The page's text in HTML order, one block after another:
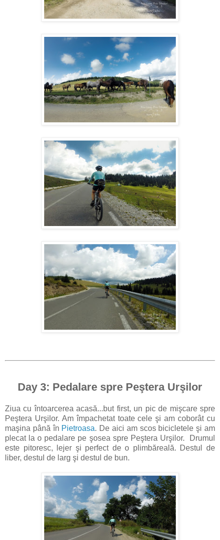
Day 3: Pedalare spre Peştera Urşilor
Ziua cu întoarcerea acasă...but first, un pic de mişcare spre
Peştera Urşilor. Am împachetat toate cele şi am coborât cu
maşina până în Pietroasa. De aici am scos bicicletele şi am
plecat la o pedalare pe şosea spre Peştera Urşilor. Drumul
este pitoresc, lejer şi perfect de o plimbăreală. Destul de
liber, destul de larg şi destul de bun.